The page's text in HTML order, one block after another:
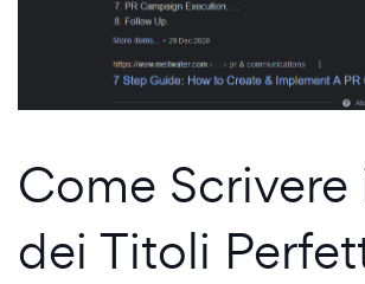
Come Scrivere
dei Titoli